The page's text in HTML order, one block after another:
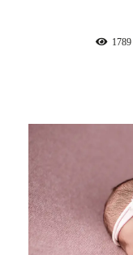
1789